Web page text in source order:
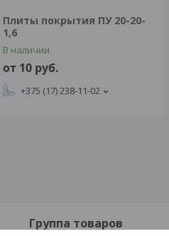
Плиты покрытия ПУ 20-20-
1,6
В наличии
от 10 руб.
+375 (17) 238-11-02
Группа товаров